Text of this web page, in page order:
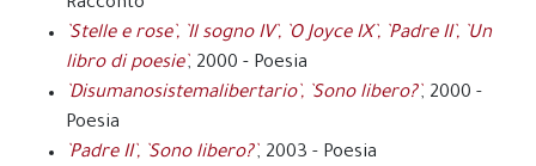
Racconto
`Stelle e rose`, `Il sogno IV`, `O Joyce IX`, `Padre II`, `Un
libro di poesie`, 2000 - Poesia
`Disumanosistemalibertario`, `Sono libero?`, 2000 -
Poesia
`Padre II`, `Sono libero?`, 2003 - Poesia